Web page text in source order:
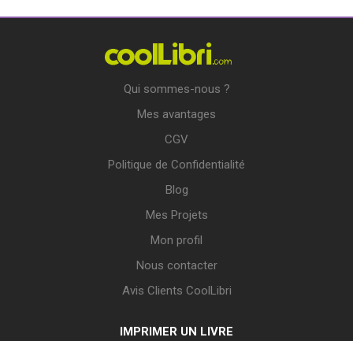
Qui sommes-nous ?
Mes avantages
CGV
Politique de Confidentialité
Blog
Mes Projets
Mon profil
Nous contacter
Avis Clients CoolLibri
IMPRIMER UN LIVRE